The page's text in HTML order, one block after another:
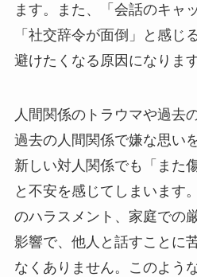
ます。また、「会話のキャ
「社交辞令が面倒」と感じ
避けたくなる原因になります
人間関係のトラウマや過去
過去の人間関係で嫌な思い
新しい対人関係でも「また
と不安を感じてしまいます
のハラスメント、家庭での
影響で、他人と話すことに
なくありません。このよう